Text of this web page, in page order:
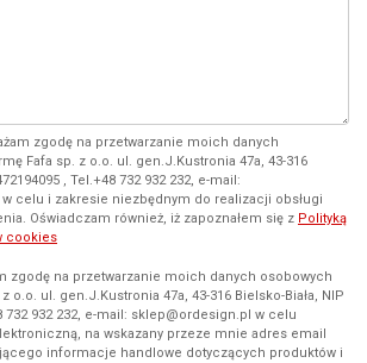
zgodę na przetwarzanie moich danych
Fafa sp. z o.o. ul. gen.J.Kustronia 47a, 43-316
, Tel.+48 732 932 232, e-mail:
celu i zakresie niezbędnym do realizacji obsługi
Oświadczam również, iż zapoznałem się z Polityką
cookies
zgodę na przetwarzanie moich danych osobowych
o.o. ul. gen.J.Kustronia 47a, 43-316 Bielsko-Biała, NIP
732 932 232, e-mail: sklep@ordesign.pl w celu
na wskazany przeze mnie adres email
informacje handlowe dotyczących produktów i